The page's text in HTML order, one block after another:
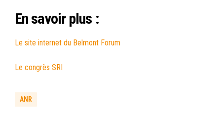
En savoir plus :
Le site internet du Belmont Forum
Le congrès SRI
ANR